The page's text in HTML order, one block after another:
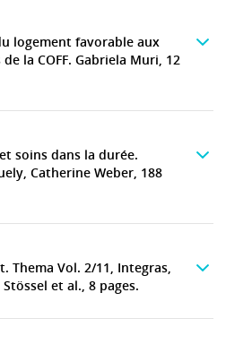
logement favorable aux
la COFF. Gabriela Muri, 12
soins dans la durée.
Catherine Weber, 188
Thema Vol. 2/11, Integras,
et al., 8 pages.